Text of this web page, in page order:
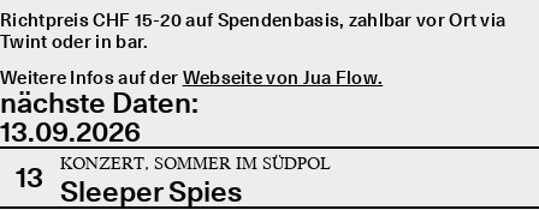
Richtpreis CHF 15-20 auf Spendenbasis, zahlbar vor Ort via
Twint oder in bar.
Weitere Infos auf der Webseite von Jua Flow.
nächste Daten:
13.09.2026
13
KONZERT, SOMMER IM SÜDPOL
Sleeper Spies